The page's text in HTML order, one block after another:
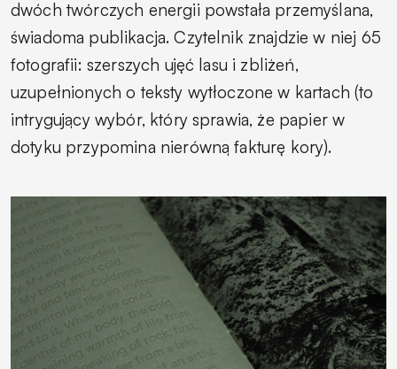
dwóch twórczych energii powstała przemyślana,
świadoma publikacja. Czytelnik znajdzie w niej 65
fotografii: szerszych ujęć lasu i zbliżeń,
uzupełnionych o teksty wytłoczone w kartach (to
intrygujący wybór, który sprawia, że papier w
dotyku przypomina nierówną fakturę kory).